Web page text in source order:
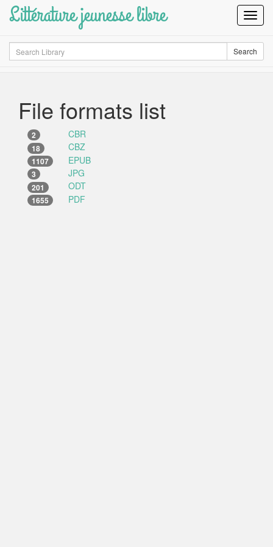
Littérature jeunesse libre
Search Search
File formats list
2 CBR
18 CBZ
1107 EPUB
3 JPG
201 ODT
1655 PDF